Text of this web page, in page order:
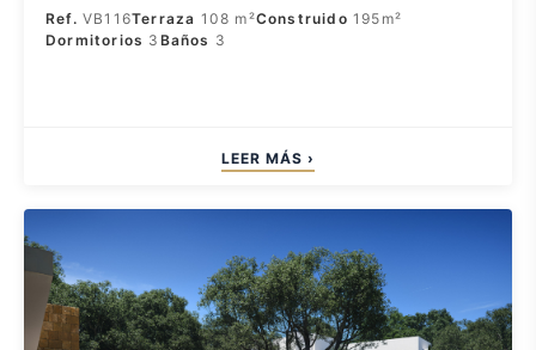
Ref. VB116Terraza 108 m²Construido 195m²
Dormitorios 3 Baños 3
LEER MÁS ›